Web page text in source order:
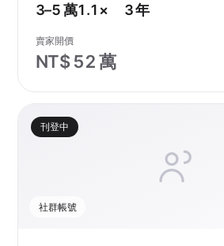
3–5 萬1.1× 3 年
賣家開價
NT$ 52 萬
刊登中
社群帳號